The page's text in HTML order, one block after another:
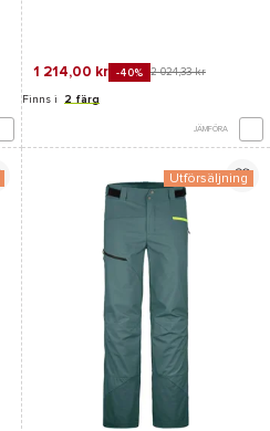
1 214,00 kr -40% 2 024,33 kr
Finns i 2 färg
JÄMFÖRA
Utförsäljning